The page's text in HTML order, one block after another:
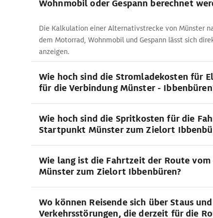
Wohnmobil oder Gespann berechnet
Die Kalkulation einer Alternativstrecke von Münster
dem Motorrad, Wohnmobil und Gespann lässt sich
anzeigen.
Wie hoch sind die Stromladekosten für
für die Verbindung Münster -
Wie hoch sind die Spritkosten für die
Startpunkt Münster zum Zielort
Wie lang ist die Fahrtzeit der Route
Münster zum Zielort Ibbenbüren?
Wo können Reisende sich über Staus und
Verkehrsstörungen, die derzeit für die